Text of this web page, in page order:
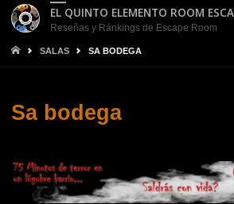
EL QUINTO ELEMENTO ROOM
Reseñas y Ránkings de Escape Room
INICIOSALAS SA BODEGA
Sa bodega